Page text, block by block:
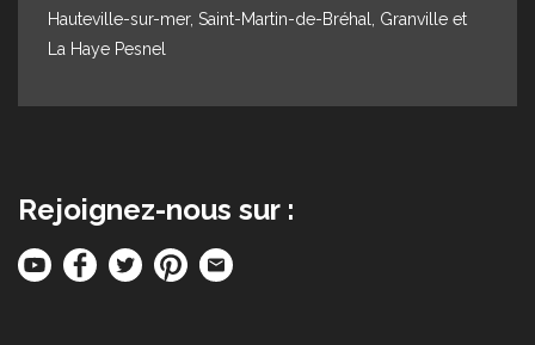
Hauteville-sur-mer, Saint-Martin-de-Bréhal, Granville et
La Haye Pesnel
Rejoignez-nous sur :